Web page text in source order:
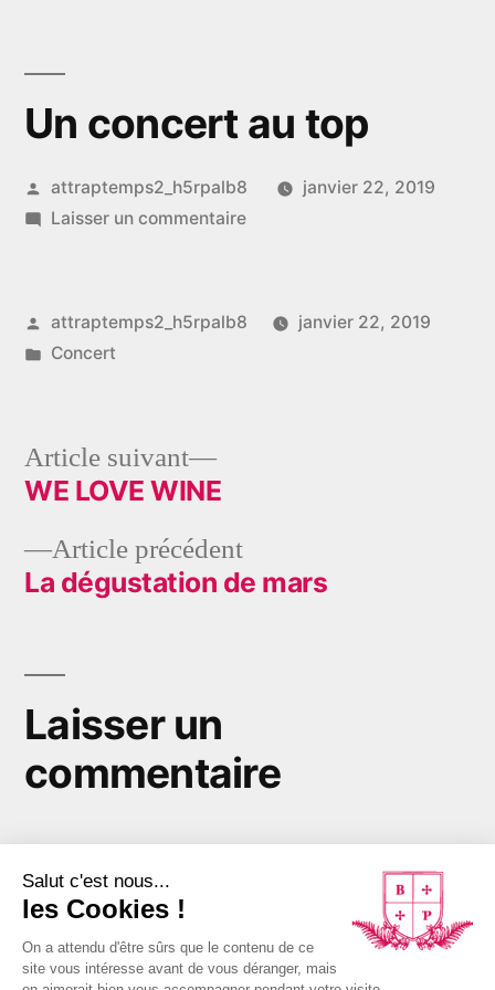
contenu
Un concert au top
Publié
par
attraptemps2_h5rpalb8
janvier 22, 2019
Laisser un commentairesur
Publié
par
attraptemps2_h5rpalb8
janvier 22, 2019
Publié
Concert
Navigation
de
l’article
Article précédentArticle
précédent :
La dégustation de mars
Article suivant
Article
suivant :
WE LOVE WINE
Laisser un
commentaire
Vous devez
pour publier un
commentaire.